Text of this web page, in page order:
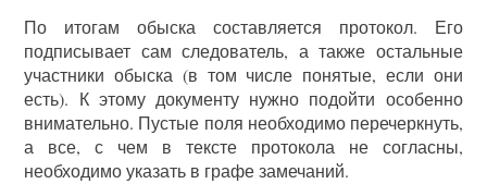
По итогам обыска составляется протокол. Его
подписывает сам следователь, а также остальные
участники обыска (в том числе понятые, если они
есть). К этому документу нужно подойти особенно
внимательно. Пустые поля необходимо перечеркнуть,
а все, с чем в тексте протокола не согласны,
необходимо указать в графе замечаний.